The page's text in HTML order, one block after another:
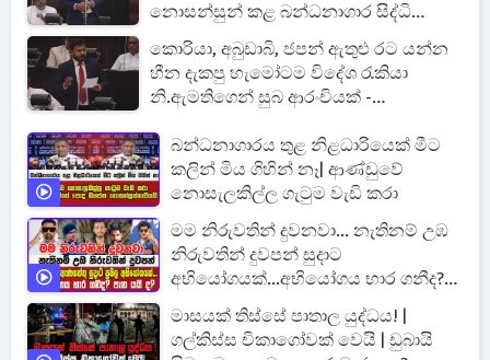
නොසන්සුන් කළ බන්ධනාගාර සිද්ධි
සම්බන්ධයෙන් මහජන ආරක්ෂක
ඇමතිගෙන් විශේෂ ප්‍රකාශයක්
කොරියා, අබුඩාබි, ජපන් ඇතුළු රට යන්න
හීන දැකපු හැමෝටම විදේශ රැකියා
නි.ඇමතිගෙන් සුබ ආරංචියක් -
බන්ධනාගාරය තුළ නිළධාරියෙක් මීට
කලින් මිය ගිහින් නෑ| ආණ්ඩුවේ
නොසැලකිල්ල ගැටුම වැඩි කරා
මම නිරුවතින් දුවනවා... නැතිනම් උඹ
නිරුවතින් දුවපන් සුදාට
අභියෝගයක්...අභියෝගය භාර ගනීද?
පැන යයි ද?
මාසයක් තිස්සේ පාතාල යුද්ධය! |
ගල්කිස්ස චිකාගෝවක් වෙයි | ඩුබායි